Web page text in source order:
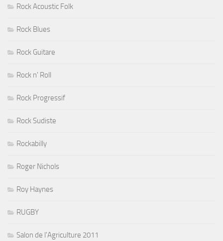
Rock Acoustic Folk
Rock Blues
Rock Guitare
Rock n' Roll
Rock Progressif
Rock Sudiste
Rockabilly
Roger Nichols
Roy Haynes
RUGBY
Salon de l'Agriculture 2011